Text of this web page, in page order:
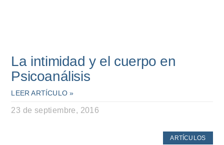
La intimidad y el cuerpo en
Psicoanálisis
LEER ARTÍCULO »
23 de septiembre, 2016
ARTÍCULOS